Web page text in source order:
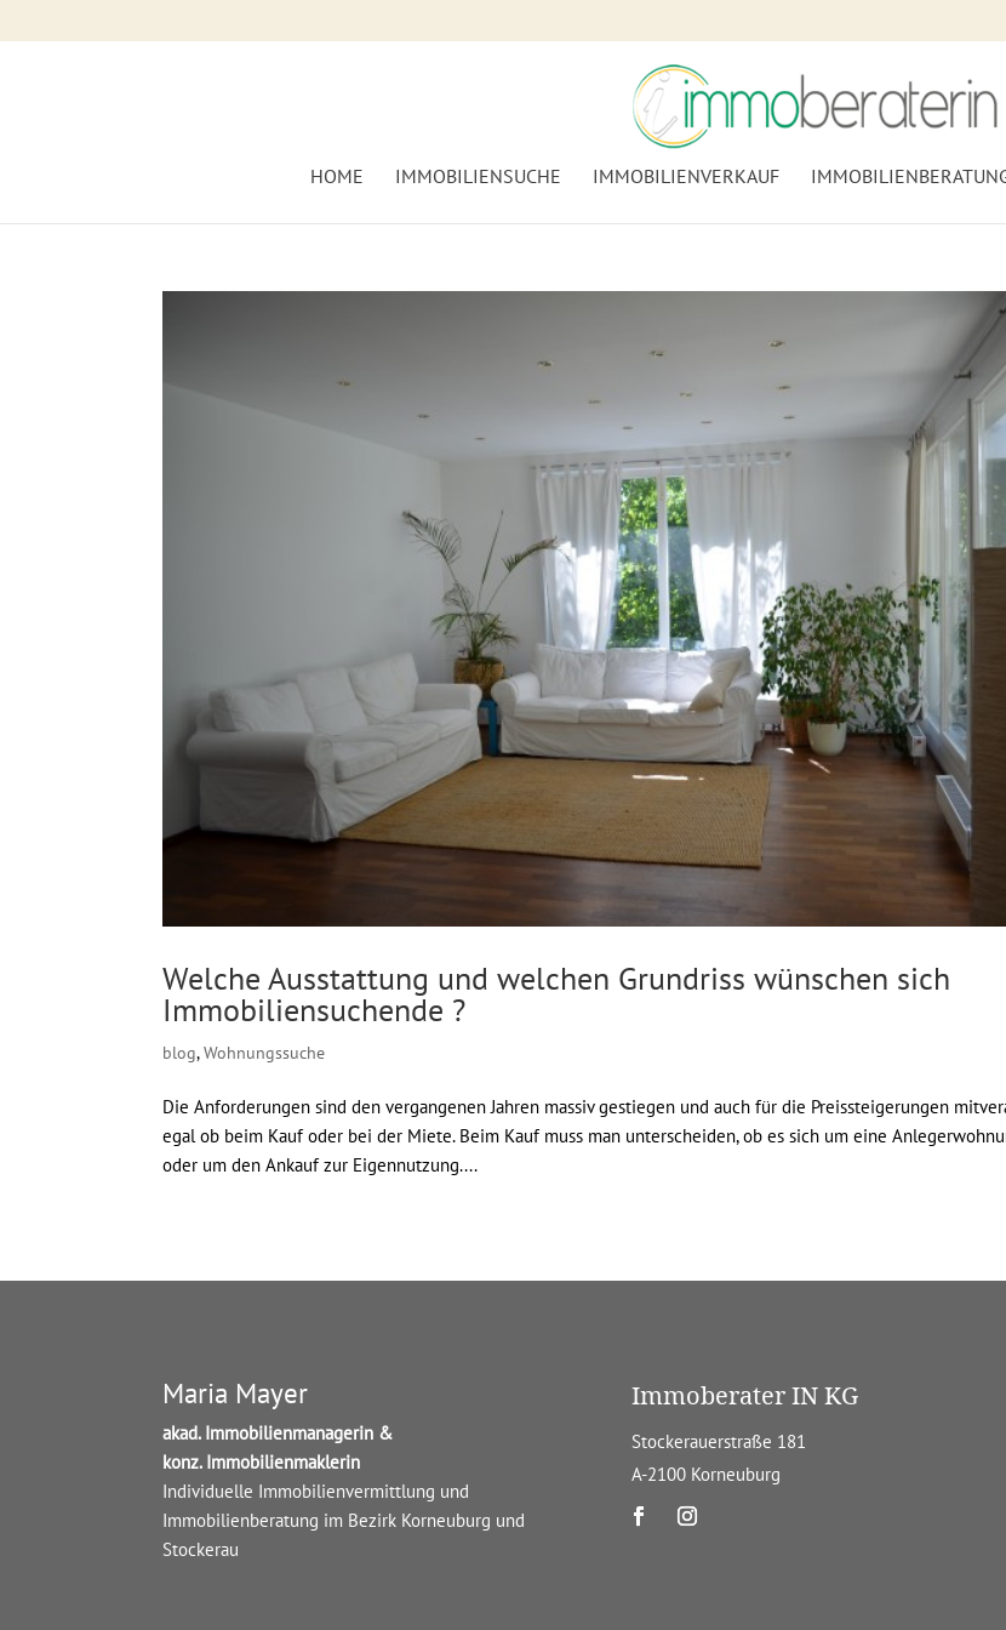
HOME IMMOBILIENSUCHE IMMOBILIENVERKAUF
Welche Ausstattung und welchen Grundriss wünschen sich
Immobiliensuchende ?
blog,Wohnungssuche
Die Anforderungen sind den vergangenen Jahren massiv gestiegen und auch für die Preissteigerungen
egal ob beim Kauf oder bei der Miete. Beim Kauf muss man unterscheiden, ob es sich um eine
oder um den Ankauf zur Eigennutzung....
Maria Mayer
akad. Immobilienmanagerin &
konz. Immobilienmaklerin
Individuelle Immobilienvermittlung und
Immobilienberatung im Bezirk Korneuburg und
Stockerau
Immoberater IN KG
Stockerauerstraße 181
A-2100 Korneuburg